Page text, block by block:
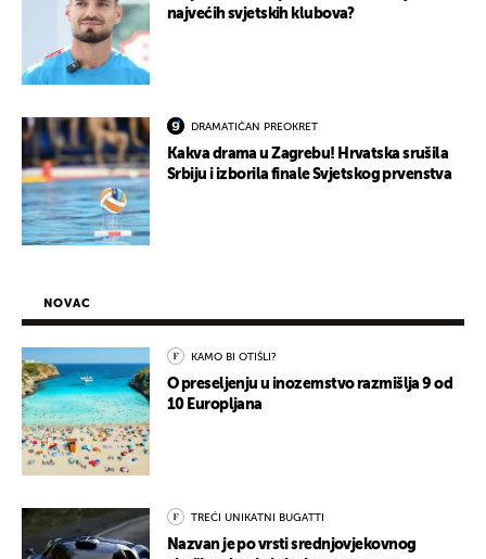
najvećih svjetskih klubova?
DRAMATIČAN PREOKRET
Kakva drama u Zagrebu! Hrvatska srušila
Srbiju i izborila finale Svjetskog prvenstva
NOVAC
KAMO BI OTIŠLI?
O preseljenju u inozemstvo razmišlja 9 od
10 Europljana
TREĆI UNIKATNI BUGATTI
Nazvan je po vrsti srednjovjekovnog